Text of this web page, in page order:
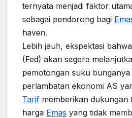
ternyata menjadi faktor
sebagai pendorong bagi
haven.
Lebih jauh, ekspektasi
(Fed) akan segera
pemotongan suku bunganya
perlambatan ekonomi AS
Tarif memberikan dukungan
harga Emas yang tidak